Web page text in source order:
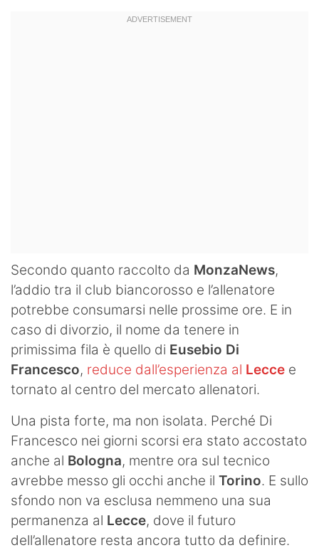
Secondo quanto raccolto da MonzaNews,
l’addio tra il club biancorosso e l’allenatore
potrebbe consumarsi nelle prossime ore. E in
caso di divorzio, il nome da tenere in
primissima fila è quello di Eusebio Di
Francesco, reduce dall’esperienza al Lecce e
tornato al centro del mercato allenatori.
Una pista forte, ma non isolata. Perché Di
Francesco nei giorni scorsi era stato accostato
anche al Bologna, mentre ora sul tecnico
avrebbe messo gli occhi anche il Torino. E sullo
sfondo non va esclusa nemmeno una sua
permanenza al Lecce, dove il futuro
dell’allenatore resta ancora tutto da definire.